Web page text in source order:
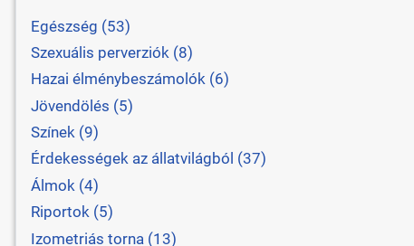
Egészség (53)
Szexuális perverziók (8)
Hazai élménybeszámolók (6)
Jövendölés (5)
Színek (9)
Érdekességek az állatvilágból (37)
Álmok (4)
Riportok (5)
Izometriás torna (13)